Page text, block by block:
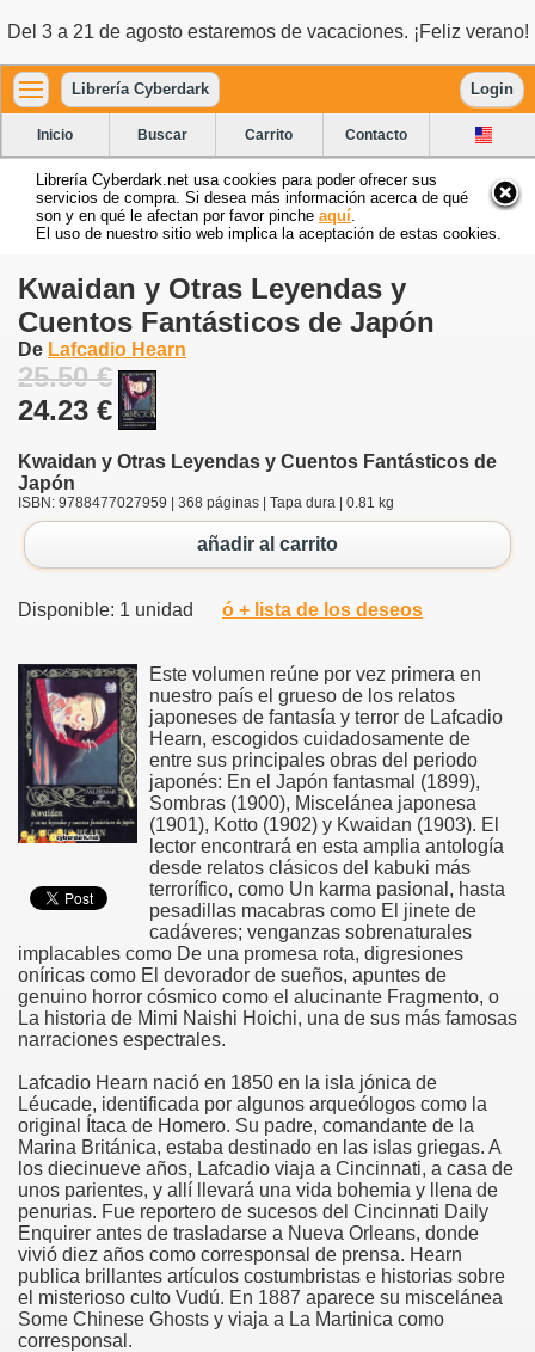
Del 3 a 21 de agosto estaremos de vacaciones. ¡Feliz verano!
Librería Cyberdark Login
Inicio Buscar Carrito Contacto
Librería Cyberdark.net usa cookies para poder ofrecer sus
servicios de compra. Si desea más información acerca de qué
son y en qué le afectan por favor pinche aquí
El uso de nuestro sitio web implica la aceptación de estas cookies.
Kwaidan y Otras Leyendas y
Cuentos Fantásticos de Japón
De Lafcadio Hearn
25.50 €
24.23 €
Kwaidan y Otras Leyendas y Cuentos Fantásticos de
Japón
ISBN: 9788477027959 | 368 páginas | Tapa dura | 0.81 kg
añadir al carrito
Disponible: 1 unidad ó + lista de los deseos
Este volumen reúne por vez primera en
nuestro país el grueso de los relatos
japoneses de fantasía y terror de Lafcadio
Hearn, escogidos cuidadosamente de
entre sus principales obras del periodo
japonés: En el Japón fantasmal (1899),
Sombras (1900), Miscelánea japonesa
(1901), Kotto (1902) y Kwaidan (1903). El
lector encontrará en esta amplia antología
desde relatos clásicos del kabuki más
terrorífico, como Un karma pasional, hasta
pesadillas macabras como El jinete de
cadáveres; venganzas sobrenaturales
implacables como De una promesa rota, digresiones
oníricas como El devorador de sueños, apuntes de
genuino horror cósmico como el alucinante Fragmento, o
La historia de Mimi Naishi Hoichi, una de sus más famosas
narraciones espectrales.
Lafcadio Hearn nació en 1850 en la isla jónica de
Léucade, identificada por algunos arqueólogos como la
original Ítaca de Homero. Su padre, comandante de la
Marina Británica, estaba destinado en las islas griegas. A
los diecinueve años, Lafcadio viaja a Cincinnati, a casa de
unos parientes, y allí llevará una vida bohemia y llena de
penurias. Fue reportero de sucesos del Cincinnati Daily
Enquirer antes de trasladarse a Nueva Orleans, donde
vivió diez años como corresponsal de prensa. Hearn
publica brillantes artículos costumbristas e historias sobre
el misterioso culto Vudú. En 1887 aparece su miscelánea
Some Chinese Ghosts y viaja a La Martinica como
corresponsal.